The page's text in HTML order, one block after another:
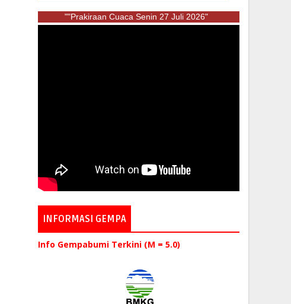
""Prakiraan Cuaca Senin 27 Juli 2026"
INFORMASI GEMPA
Info Gempabumi Terkini (M = 5.0)